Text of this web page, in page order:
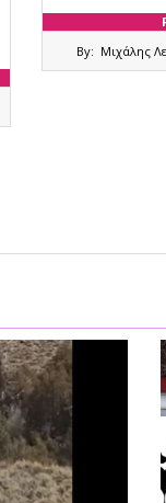
By: Μιχάλης